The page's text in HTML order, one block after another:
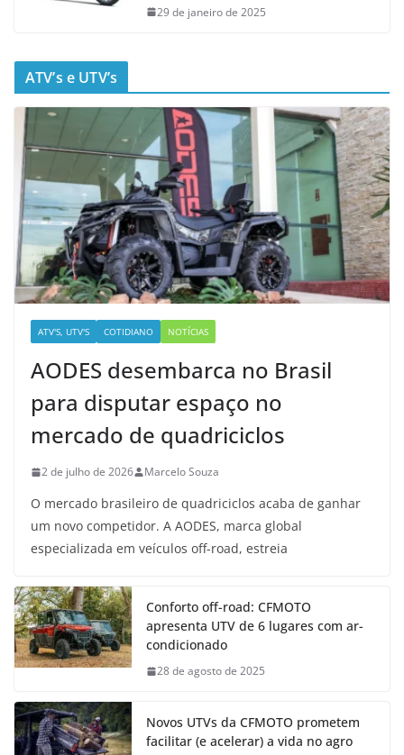
29 de janeiro de 2025
ATV’s e UTV’s
ATV'S, UTV'S COTIDIANO NOTÍCIAS
AODES desembarca no Brasil
para disputar espaço no
mercado de quadriciclos
2 de julho de 2026 Marcelo Souza
O mercado brasileiro de quadriciclos acaba de ganhar
um novo competidor. A AODES, marca global
especializada em veículos off-road, estreia
Conforto off-road: CFMOTO
apresenta UTV de 6 lugares com ar-
condicionado
28 de agosto de 2025
Novos UTVs da CFMOTO prometem
facilitar (e acelerar) a vida no agro